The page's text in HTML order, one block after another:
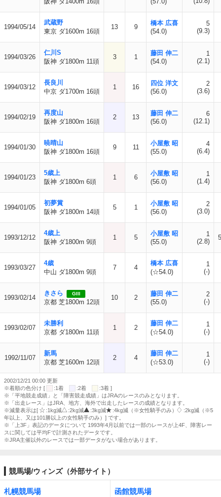
1994/05/14
武蔵野
東京 ダ1600m 16頭
13 9
橋本 広喜
(54.0)
5
(9.3)
1994/03/26
仁川S
阪神 ダ1800m 11頭
3 1
藤田 伸二
(54.0)
1
(2.1)
1994/03/12
長良川
中京 ダ1700m 16頭
1 16
四位 洋文
(56.0)
2
(3.6)
1994/02/19
再度山
阪神 ダ1800m 16頭
2 13
藤田 伸二
(56.0)
6
(12.1)
1994/01/30
暁晴山
阪神 ダ1800m 16頭
9 11
小屋敷 昭
(55.0)
4
(6.4)
1994/01/23
5歳上
阪神 ダ1800m 6頭
1 6
小屋敷 昭
(56.0)
1
(1.4)
1994/01/05
初夢賞
阪神 ダ1800m 14頭
5 1
小屋敷 昭
(56.0)
2
(3.0)
1993/12/12
4歳上
阪神 ダ1800m 9頭
1 5
小屋敷 昭
(55.0)
1
(2.8)
1993/03/27
4歳
中山 ダ1800m 9頭
7 4
橋本 広喜
(☆54.0)
1
(-)
1993/02/14
きさら GIII
京都 芝1800m 12頭
10 2
藤田 伸二
(55.0)
2
(-)
1993/02/07
未勝利
京都 ダ1800m 11頭
1 2
藤田 伸二
(☆54.0)
1
(-)
1992/11/07
新馬
京都 芝1600m 12頭
2 4
藤田 伸二
(☆53.0)
1
(-)
2002/12/21 00:00 更新
※着順の色分け [
:1着 :2着
:3着 ]
※「平地競走成績」と「障害競走成績」はJRAのレースのみとなります。
※「出走レース」はJRA、地方、海外で出走したレースの成績となります。
※減量表示は[
:1kg減 :2kg減 :3kg減 :4kg減（※女性騎手のみ）
:2kg減（※5
年以上、又は101勝以上の女性騎手のみ）] です。
※「上3F」表記のデータについて 1993年4月以前では一部のレースが上4F、障害レー
スに関しては平均Fで計測されたデータです。
※JRA主催以外のレースでは一部データがない場合があります。
競馬場/ウィンズ（外部サイト）
札幌競馬場 函館競馬場